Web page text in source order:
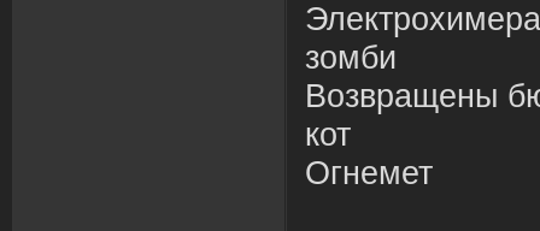
зомби
Возвращены
кот
Огнемет